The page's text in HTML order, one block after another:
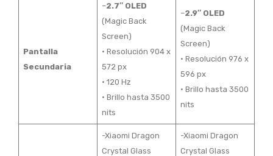
Pantalla
Secundaria
–2.7″ OLED
(Magic Back
Screen)
• Resolución 904 x
572 px
• 120 Hz
• Brillo hasta 3500
nits
–2.9″ OLED
(Magic Back
Screen)
• Resolución 976 x
596 px
• Brillo hasta 3500
nits
-Xiaomi Dragon
Crystal Glass
-Xiaomi Dragon
Crystal Glass